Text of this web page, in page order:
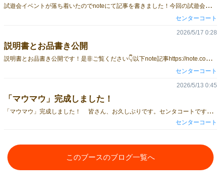
試
遊会イベントが落ち着いたのでnoteにて記事を書きました！今回の試遊会巡りは改めてセンターコートとして大切にしていきたい事を感じさせてくれる素敵な経験になることが出来ました！是非ご覧ください！👇note記事https://note.com/jampanneo/n/n65cc1add5ecb
センターコート
説明書とお品書き公開
説
明書とお品書き公開です！是非ご覧ください👇以下note記事https://note.com/jampanneo/n/n067f924572ff?sub_rt=share_pb👇予約フォームhttps://forms.gle/yQm9BPuoqMfAGSNo9
2026/5/17 0:28
センターコート
「マウマウ」完成しました！
「
マウマウ」完成しました！ 皆さん、お久しぶりです。センタコートです。この度ゲームマーケット2026春の新作「マウマウ」が完成した事をご報告させていただきます。ひとつの作品を完成させる、前回のゲームマーケットで初参加で右も左も分からない事だらけだった自分たちがただ前だけ向いて進んで出来上がった「コマーシャる」を経てどういう経緯を経て完成までに至ったかを少しづつblogで綴りたいと思います。まず、皆さんにご報告させていただきます。この度、ゲームマーケット2026春の公式のサークルカット及びフォアシュピールでの告知で載せていた新作「ロックハンド」は販売を延期させていただく事になりました。当初センタコートは岩手を題材にしたゲームをと考えたカルタゲームを考えておりました。令和8年4月20日（月）三陸沖を中心とした大きな地震の発生を目にした時、実際に津波が発生したり、山火事が発生した岩手の状況を見て、今この現状で堂々と「ロックハンド」を出せるタイミングではないとチームで協議の末判断しました。 ゲームのシステムもばっちり組まれており、カードのデザイン、テストプレイ会での手ごたえ全てが順調の中での決断はチーム一同とても難しい判断でした。当初はゲームマーケット2026（春）やフォアシュピール東京への出展も今回はキャンセルという状況の中、チームで話し合いの末生まれたのは今回発表された「マウマウ」です。 その想いはやはりボードゲーム制作が楽しいという想い、あきらめたくないという想いがありました。ゲームマーケットやフォアシュピールなどのイベントに出演するという前回での経験は想像以上に楽しくてけして忘れる事の出来ない光景をチーム一同感じてました。 また、その景色を見てみたい。そんな想いが繋がれたのが今回の「マウマウ」です。 山口を題材にしたボードゲームで、県名を英語で直訳したらの部分は「ロックハンド」から受け継がれているのですが、県名を英語で直訳したら必殺技になる！という新しいコンセプトをデザイナーのアイデアを聴いた時、驚きと共に何それ面白そう！というワクワク感がありました（笑）サウザンドロック、ラブプリンセス、サイレントヒル・・・・習いたての英語を使って妄想した中学時代を思い出させるゲーム性にとてもワクワクしている自分がいて、ゲーム制作を通して感じるあの「ゲーム制作って楽しい！」をまた感じさせてくれた瞬間でした。そしてこの記事を書いている5月上旬、ついに「マウマウ」が完成しました！チーム一同魂を込めた作品が出来たと胸を張っていえるそんな素敵な作品が出来たと感じております！是非5月23日（土）ゲームマーケット2026春G-06ブースで皆さんと笑顔溢れる日に出来たらと思います。予約も始まっておりますので是非手に取ってくれたら幸いです☟（予約フォーム）https://forms.gle/yQm9BPuoqMfAGSNo9 次回はフォアシュピール東京および各種PRイベントでの記事をアップします！お楽しみに♪
2026/5/13 0:45
センターコート
このブースのブログ一覧へ